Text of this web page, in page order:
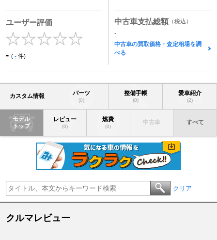
ユーザー評価
- ( - 件)
中古車支払総額 （税込）
-
中古車の買取価格・査定相場を調
べる
カスタム情報 パーツ
(0)
整備手帳
(0)
愛車紹介
(2)
モデル
トップ
レビュー
(0)
燃費
(0)
中古車 すべて
クリア
クルマレビュー